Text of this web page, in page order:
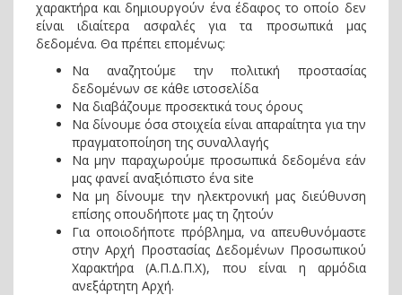
χαρακτήρα και δημιουργούν ένα έδαφος το οποίο δεν
είναι ιδιαίτερα ασφαλές για τα προσωπικά μας
δεδομένα. Θα πρέπει επομένως:
Να αναζητούμε την πολιτική προστασίας
δεδομένων σε κάθε ιστοσελίδα
Να διαβάζουμε προσεκτικά τους όρους
Να δίνουμε όσα στοιχεία είναι απαραίτητα για την
πραγματοποίηση της συναλλαγής
Να μην παραχωρούμε προσωπικά δεδομένα εάν
μας φανεί αναξιόπιστο ένα site
Να μη δίνουμε την ηλεκτρονική μας διεύθυνση
επίσης οπουδήποτε μας τη ζητούν
Για οποιοδήποτε πρόβλημα, να απευθυνόμαστε
στην Αρχή Προστασίας Δεδομένων Προσωπικού
Χαρακτήρα (Α.Π.Δ.Π.Χ), που είναι η αρμόδια
ανεξάρτητη Αρχή.